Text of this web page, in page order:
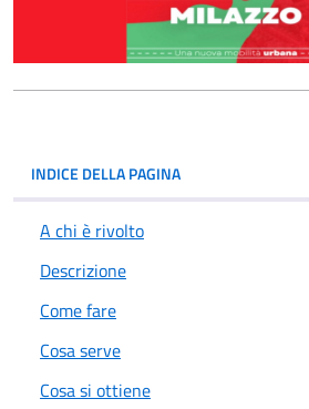
INDICE DELLA PAGINA
A chi è rivolto
Descrizione
Come fare
Cosa serve
Cosa si ottiene